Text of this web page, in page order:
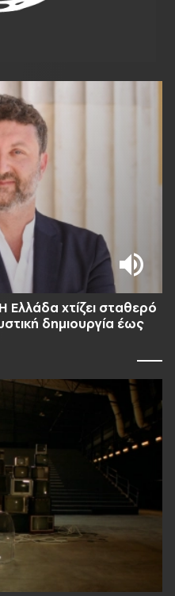
χτίζει σταθερό
δημιουργία έως